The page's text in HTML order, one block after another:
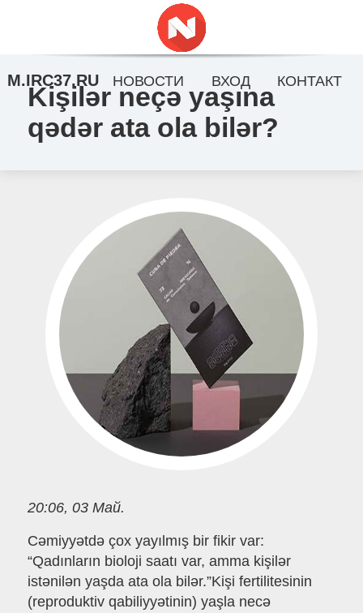
Kişilər neçə yaşına
qədər ata ola bilər?
20:06, 03 Май.
Cəmiyyətdə çox yayılmış bir fikir var:
“Qadınların bioloji saatı var, amma kişilər
istənilən yaşda ata ola bilər.”Kişi fertilitesinin
(reproduktiv qabiliyyətinin) yaşla necə
M.IRC37.RU НОВОСТИ ВХОД КОНТАКТ